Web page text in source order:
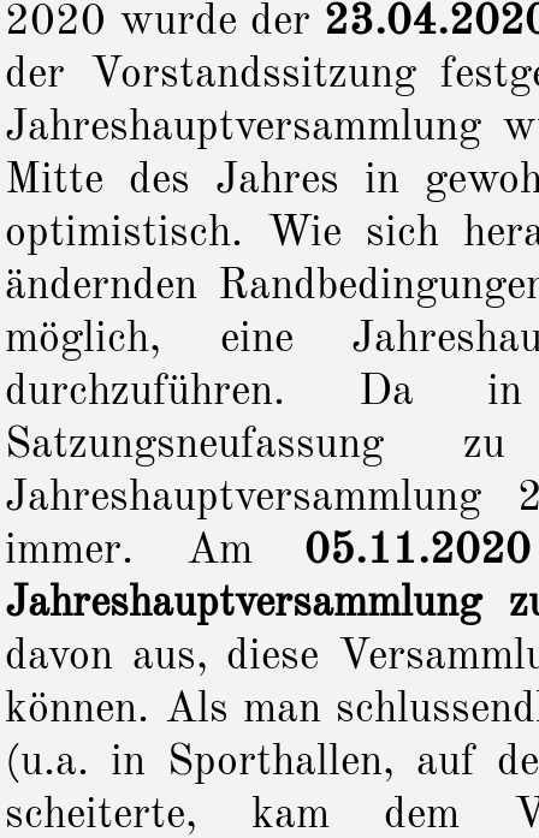
2020 wurde der
der Vorstandssitzung
Jahreshauptversammlung
Mitte des Jahres in
optimistisch. Wie sich
ändernden
möglich, eine
durchzuführen. Da
immer. Am 05.11.2020
Jahreshauptversammlung
davon aus, diese
können. Als man
(u.a. in Sporthallen, auf
scheiterte, kam dem